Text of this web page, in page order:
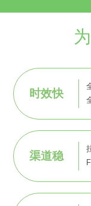
时效快
渠道稳